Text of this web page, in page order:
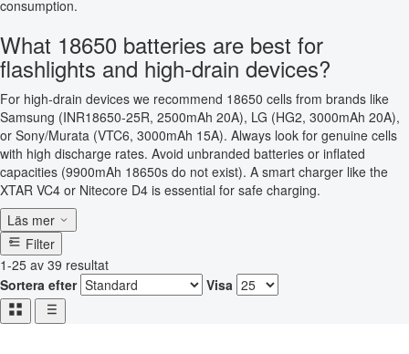
consumption.
What 18650 batteries are best for
flashlights and high-drain devices?
For high-drain devices we recommend 18650 cells from brands like
Samsung (INR18650-25R, 2500mAh 20A), LG (HG2, 3000mAh 20A),
or Sony/Murata (VTC6, 3000mAh 15A). Always look for genuine cells
with high discharge rates. Avoid unbranded batteries or inflated
capacities (9900mAh 18650s do not exist). A smart charger like the
XTAR VC4 or Nitecore D4 is essential for safe charging.
Läs mer
Filter
1-25 av 39 resultat
Sortera efter
Visa